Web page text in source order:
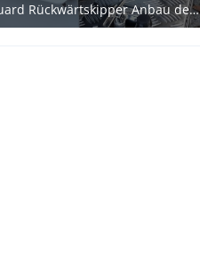
Eduard Rückwärtskipper Anbau der Stauboxen
20. Dezember 2020